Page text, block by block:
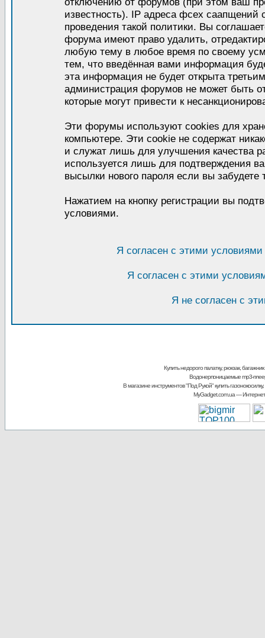
известность). IP адреса фсех саапщений
проведения такой политики. Вы
форума имеют право удалить,
любую тему в любое время по своему
тем, что введённая вами информация
эта информация не будет открыта
администрация форумов не может быть
которые могут привести к
Эти форумы используют cookies для
компьютере. Эти cookie не содержат
и служат лишь для улучшения качества
используется лишь для подтверждения
высылки нового пароля если вы забудете
Нажатием на кнопку регистрации вы
условиями.
Я согласен с этими
Я согласен с этими
Я не согласен с
Купить недорого палатку, рюкзак, багажник
Водонерпоницаемые mp3-
В магазине инструментов "Под Рукой"купить
MyGadget.com.ua—